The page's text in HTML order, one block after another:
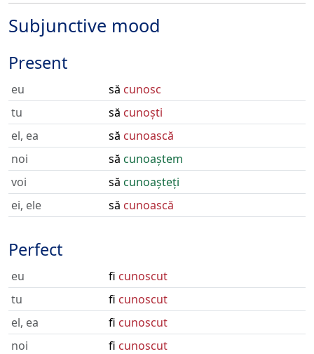
Subjunctive mood
Present
eu să cunosc
tu
să cunoști
el, ea
să cunoască
noi
să cunoaștem
voi
să cunoașteți
ei, ele
să cunoască
Perfect
eu fi cunoscut
tu
fi cunoscut
el, ea
fi cunoscut
noi
fi cunoscut